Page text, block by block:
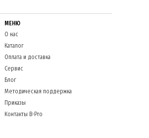
МЕНЮ
О нас
Каталог
Оплата и доставка
Сервис
Блог
Методическая поддержка
Приказы
Контакты B-Pro